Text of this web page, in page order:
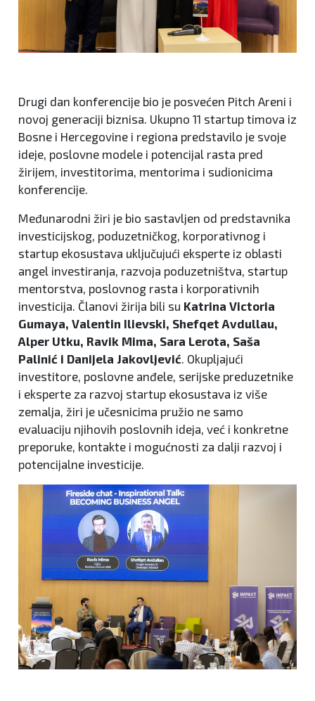
Drugi dan konferencije bio je posvećen Pitch Areni i
novoj generaciji biznisa. Ukupno 11 startup timova iz
Bosne i Hercegovine i regiona predstavilo je svoje
ideje, poslovne modele i potencijal rasta pred
žirijem, investitorima, mentorima i sudionicima
konferencije.
Međunarodni žiri je bio sastavljen od predstavnika
investicijskog, poduzetničkog, korporativnog i
startup ekosustava uključujući eksperte iz oblasti
angel investiranja, razvoja poduzetništva, startup
mentorstva, poslovnog rasta i korporativnih
investicija. Članovi žirija bili su Katrina Victoria
Gumaya, Valentin Ilievski, Shefqet Avdullau,
Alper Utku, Ravik Mima, Sara Lerota, Saša
Palinić i Danijela Jakovljević . Okupljajući
investitore, poslovne anđele, serijske preduzetnike
i eksperte za razvoj startup ekosustava iz više
zemalja, žiri je učesnicima pružio ne samo
evaluaciju njihovih poslovnih ideja, već i konkretne
preporuke, kontakte i mogućnosti za dalji razvoj i
potencijalne investicije.